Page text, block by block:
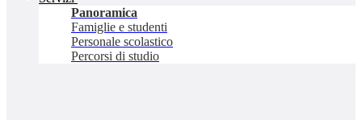
Panoramica
Famiglie e studenti
Personale scolastico
Percorsi di studio